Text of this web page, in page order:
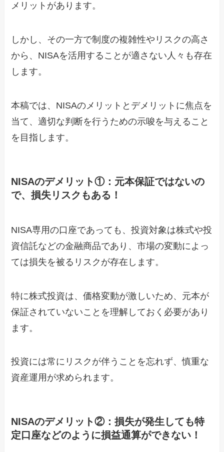
メリットがあります。
しかし、その一方で制度の複雑性やリスクの高さ
から、NISAを活用することが適さない人々も存在
します。
本稿では、NISAのメリットとデメリットに焦点を
当て、適切な判断を行うための示唆を与えること
を目指します。
NISAのデメリット①：元本保証ではないの
で、損失リスクもある！
NISA専用の口座であっても、投資対象は株式や投
資信託などの金融商品であり、市場の変動によっ
ては損失を被るリスクが存在します。
特に株式投資は、価格変動が激しいため、元本が
保証されていないことを理解しておく必要があり
ます。
投資には常にリスクが伴うことを忘れず、慎重な
資産運用が求められます。
NISAのデメリット②：損失が発生しても特
定口座などのように損益通算ができない！